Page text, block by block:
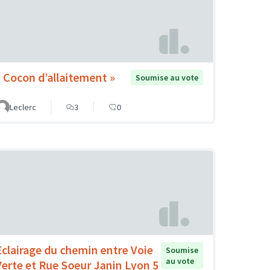
Cocon d’allaitement » Soumise au vote
Leclerc 3 0
du chemin entre Voie
et Rue Soeur Janin Lyon 5
Soumise
au vote